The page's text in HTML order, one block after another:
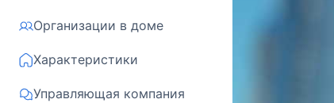
Организации в доме
Характеристики
Управляющая компания